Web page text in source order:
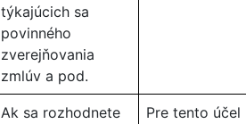
týkajúcich sa
povinného
zverejňovania
zmlúv a pod.
Ak sa rozhodnete
Pre tento účel